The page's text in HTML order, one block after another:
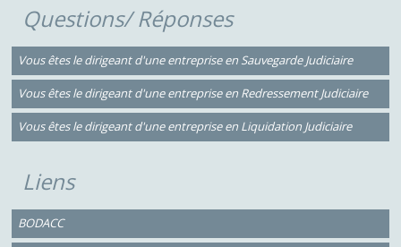
Questions/ Réponses
Vous êtes le dirigeant d'une entreprise en Sauvegarde Judiciaire
Vous êtes le dirigeant d'une entreprise en Redressement Judiciaire
Vous êtes le dirigeant d'une entreprise en Liquidation Judiciaire
Liens
BODACC